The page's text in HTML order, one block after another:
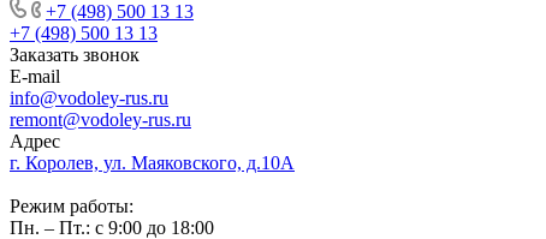
+7 (498) 500 13 13
+7 (498) 500 13 13
Заказать звонок
E-mail
info@vodoley-rus.ru
remont@vodoley-rus.ru
Адрес
г. Королев, ул. Маяковского, д.10А
Режим работы:
Пн. – Пт.: с 9:00 до 18:00